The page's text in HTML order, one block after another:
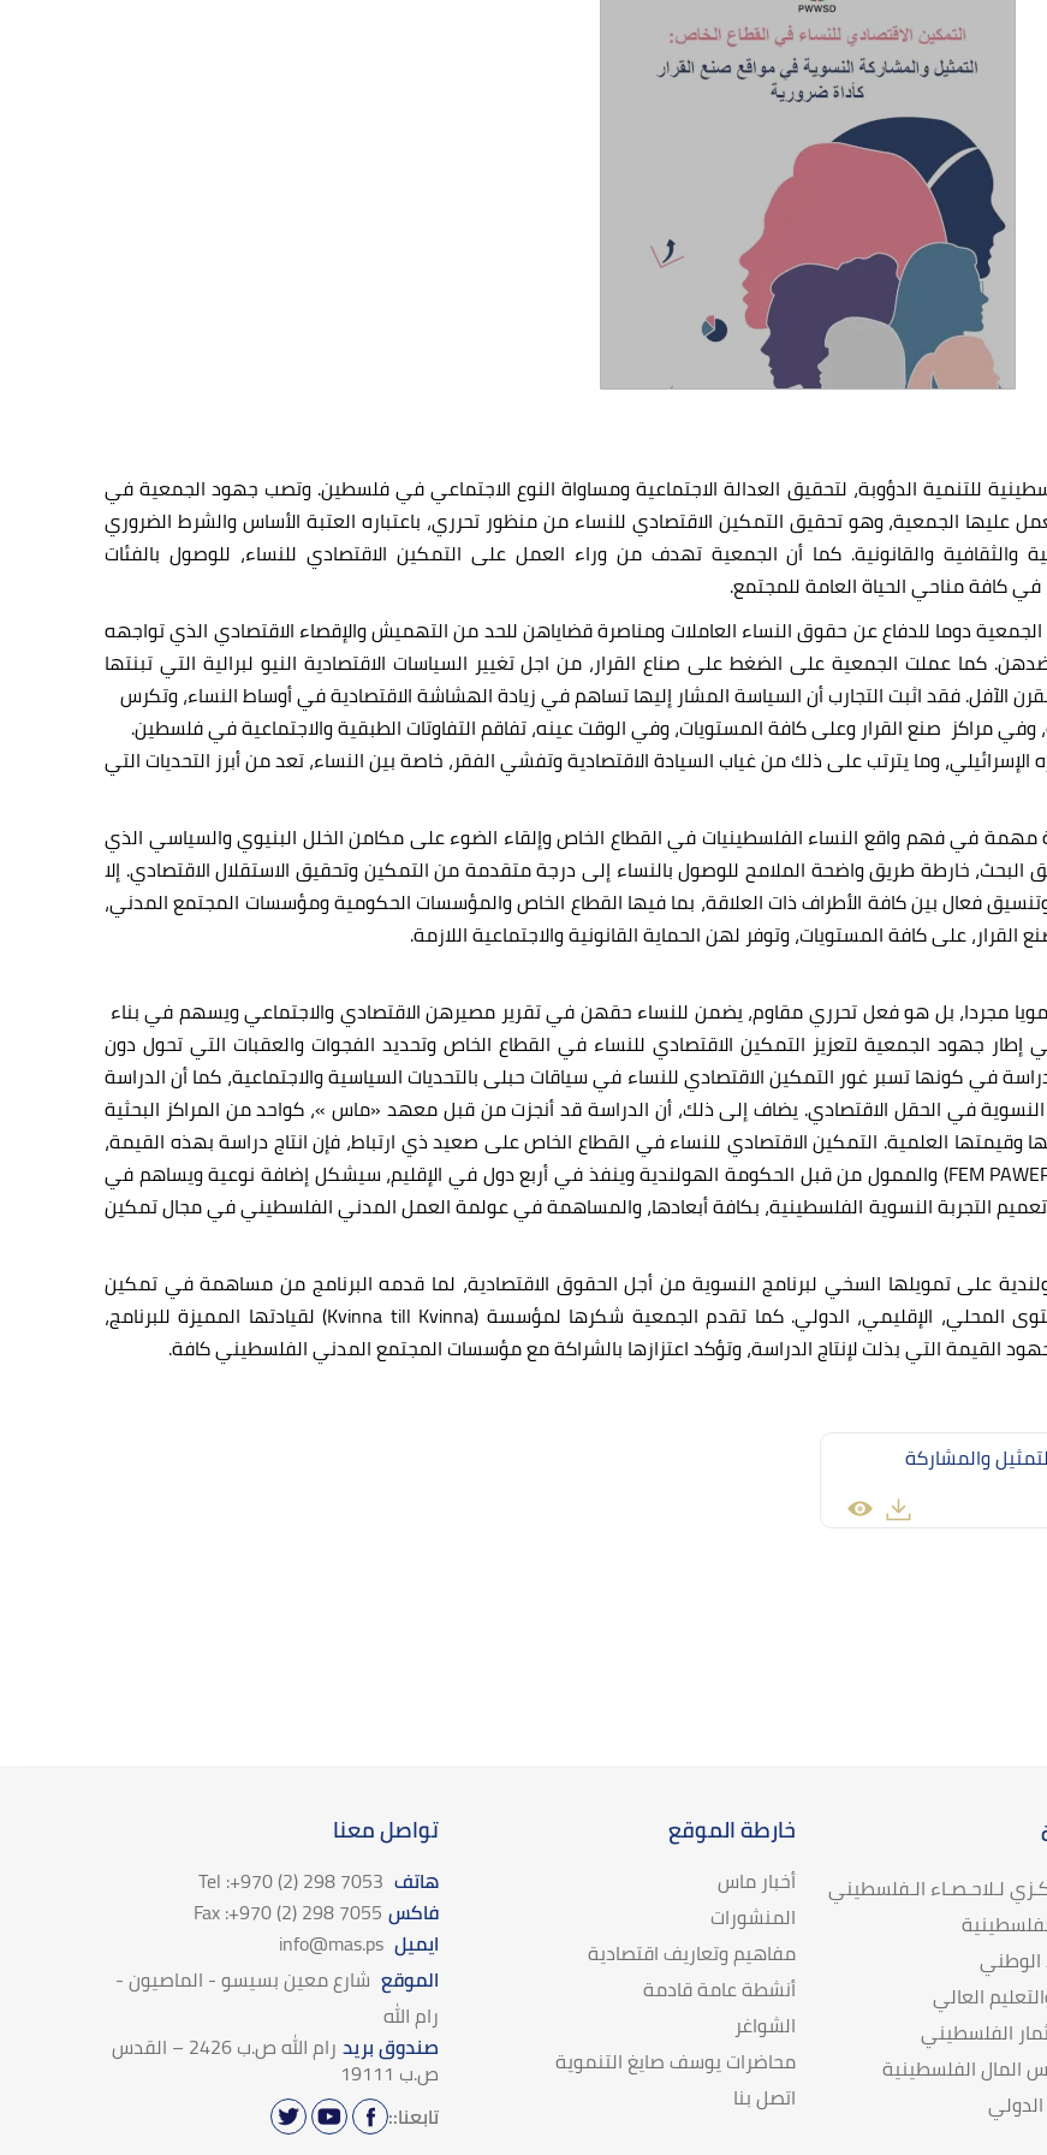
للتنمية الدؤوبة، لتحقيق العدالة الاجتماعية ومساواة النوع الاجتماعي في فلسطين. وتصب جهود الجمعية في
عليها الجمعية، وهو تحقيق التمكين الاقتصادي للنساء من منظور تحرري، باعتباره العتبة الأساس والشرط الضروري
والقانونية. كما أن الجمعية تهدف من وراء العمل على التمكين الاقتصادي للنساء، للوصول بالفئات
كافة مناحي الحياة العامة للمجتمع.
رحلتها الطويلة، سعت الجمعية دوما للدفاع عن حقوق النساء العاملات ومناصرة قضاياهن للحد من التهميش والإقصاء الاقتصادي الذي تواجهه
كما عملت الجمعية على الضغط على صناع القرار، من اجل تغيير السياسات الاقتصادية النيو لبرالية التي تبنتها
الآفل. فقد اثبت التجارب أن السياسة المشار إليها تساهم في زيادة الهشاشة الاقتصادية في أوساط النساء، وتكرس
وفي مراكز صنع القرار وعلى كافة المستويات، وفي الوقت عينه، تفاقم التفاوتات الطبقية والاجتماعية في فلسطين.
وما يترتب على ذلك من غياب السيادة الاقتصادية وتفشي الفقر، خاصة بين النساء، تعد من أبرز التحديات التي
مهمة في فهم واقع النساء الفلسطينيات في القطاع الخاص وإلقاء الضوء على مكامن الخلل البنيوي والسياسي الذي
خارطة طريق واضحة الملامح للوصول بالنساء إلى درجة متقدمة من التمكين وتحقيق الاستقلال الاقتصادي. إلا
فعال بين كافة الأطراف ذات العلاقة، بما فيها القطاع الخاص والمؤسسات الحكومية ومؤسسات المجتمع المدني،
على كافة المستويات، وتوفر لهن الحماية القانونية والاجتماعية اللازمة.
مجردا، بل هو فعل تحرري مقاوم، يضمن للنساء حقهن في تقرير مصيرهن الاقتصادي والاجتماعي ويسهم في بناء
إطار جهود الجمعية لتعزيز التمكين الاقتصادي للنساء في القطاع الخاص وتحديد الفجوات والعقبات التي تحول دون
في كونها تسبر غور التمكين الاقتصادي للنساء في سياقات حبلى بالتحديات السياسية والاجتماعية، كما أن الدراسة
في الحقل الاقتصادي. يضاف إلى ذلك، أن الدراسة قد أنجزت من قبل معهد «ماس »، كواحد من المراكز البحثية
العلمية. التمكين الاقتصادي للنساء في القطاع الخاص على صعيد ذي ارتباط، فإن انتاج دراسة بهذه القيمة،
وضمن أنشطة برنامج النسوية من أجل الحقوق الاقتصادية(FEM PAWER) والممول من قبل الحكومة الهولندية وينفذ في أربع دول في الإقليم، سيشكل إضافة نوعية ويساهم في
تعميم التجربة النسوية الفلسطينية، بكافة أبعادها، والمساهمة في عولمة العمل المدني الفلسطيني في مجال تمكين
على تمويلها السخي لبرنامج النسوية من أجل الحقوق الاقتصادية، لما قدمه البرنامج من مساهمة في تمكين
النساء الفلسطينيات اقتصاديا وإظهار قضاياهن على المستوى المحلي، الإقليمي، الدولي. كما تقدم الجمعية شكرها لمؤسسة (Kvinna till Kvinna) لقيادتها المميزة للبرنامج،
القيمة التي بذلت لإنتاج الدراسة، وتؤكد اعتزازها بالشراكة مع مؤسسات المجتمع المدني الفلسطيني كافة.
والمشاركة
لـلاحـصـاء الـفلسطيني
الوطني
العالي
الفلسطيني
المال الفلسطينية
خارطة الموقع
أخبار ماس
المنشورات
مفاهيم وتعاريف اقتصادية
أنشطة عامة قادمة
الشواغر
محاضرات يوسف صايغ التنموية
اتصل بنا
تواصل معنا
هاتف Tel :+970 (2) 298 7053
فاكس Fax :+970 (2) 298 7055
ايميل info@mas.ps
الموقع شارع معين بسيسو - الماصيون -
رام الله
صندوق بريد
رام الله ص.ب 2426 – القدس
ص.ب 19111
تابعنا::